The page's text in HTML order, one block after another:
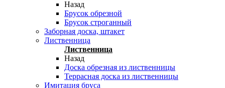
Назад
Брусок обрезной
Брусок строганный
Заборная доска, штакет
Лиственница
Лиственница
Назад
Доска обрезная из лиственницы
Террасная доска из лиственницы
Имитация бруса